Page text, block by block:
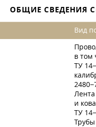
ОБЩИЕ СВЕДЕНИЯ
Вид
в том
ТУ
Лента
и
ТУ
Трубы